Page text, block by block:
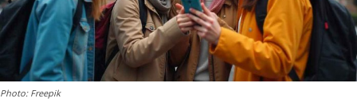
Photo: Freepik